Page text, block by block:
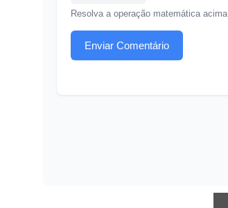
Resolva a operação matemática acima
Enviar Comentário